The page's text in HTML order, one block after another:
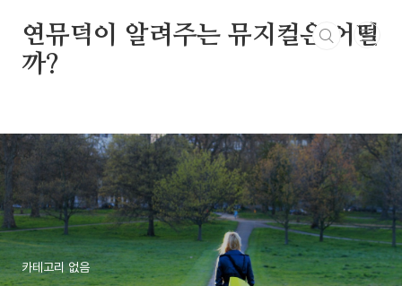
연뮤덕이 알려주는 뮤지컬은 어떨
까?
카테고리 없음